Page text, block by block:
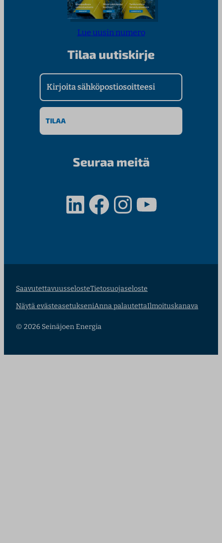
Lue uusin numero
Tilaa uutiskirje
Kirjoita sähköpostiosoitteesi
Seuraa meitä
LinkedIn Facebook InstagramYouTube
SaavutettavuusselosteTietosuojaseloste
Näytä evästeasetukseniAnna palautettaIlmoituskanava
© 2026 Seinäjoen Energia